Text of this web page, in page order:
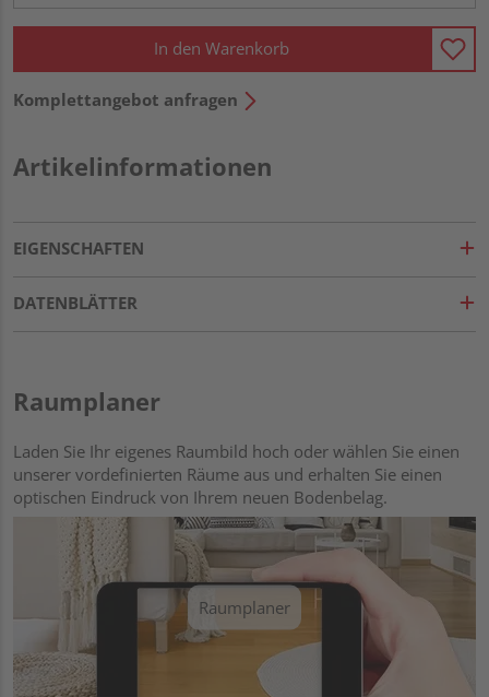
In den Warenkorb
Komplettangebot anfragen
Artikelinformationen
EIGENSCHAFTEN
DATENBLÄTTER
Raumplaner
Laden Sie Ihr eigenes Raumbild hoch oder wählen Sie einen
unserer vordefinierten Räume aus und erhalten Sie einen
optischen Eindruck von Ihrem neuen Bodenbelag.
Raumplaner